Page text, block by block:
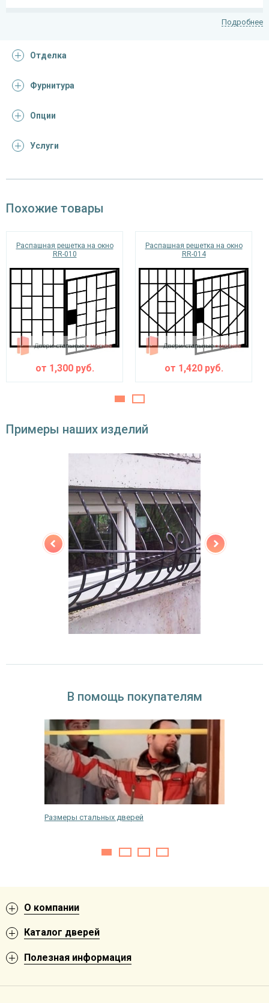
конструкции
Покрас
окрас по RAL
Подробнее
Отделка
Фурнитура
Опции
Услуги
Похожие товары
Распашная решетка на окно
RR-010
от 1,300руб.
Распашная решетка на окно
RR-014
от 1,420руб.
Примеры наших изделий
В помощь покупателям
Размеры стальных дверей
О компании
Каталог дверей
Полезная информация